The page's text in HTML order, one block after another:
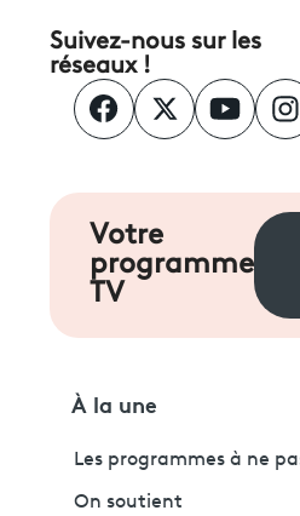
Suivez-nous sur les
réseaux !
Votre
programme
TV
À la une
Les programmes à ne
On soutient